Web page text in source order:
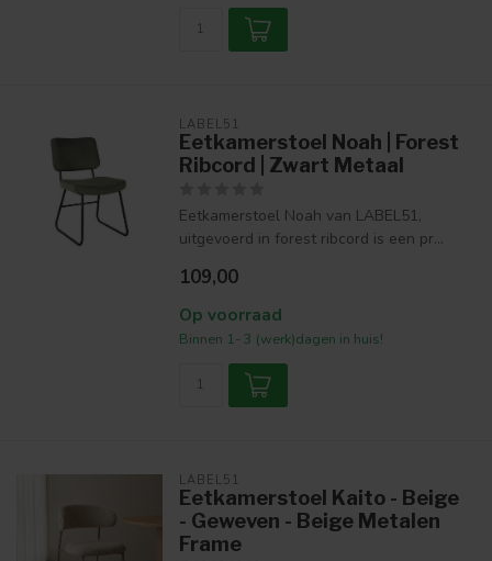
LABEL51
Eetkamerstoel Noah | Forest
Ribcord | Zwart Metaal
Eetkamerstoel Noah van LABEL51,
uitgevoerd in forest ribcord is een pr...
109,00
Op voorraad
Binnen 1- 3 (werk)dagen in huis!
LABEL51
Eetkamerstoel Kaito - Beige
- Geweven - Beige Metalen
Frame